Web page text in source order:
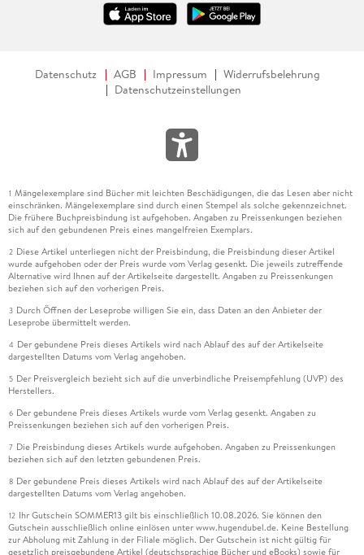
Datenschutz AGB Impressum
Widerrufsbelehrung
Datenschutzeinstellungen
1 Mängelexemplare sind Bücher mit leichten Beschädigungen, die das Lesen aber nicht
einschränken. Mängelexemplare sind durch einen Stempel als solche gekennzeichnet.
Die frühere Buchpreisbindung ist aufgehoben. Angaben zu Preissenkungen beziehen
sich auf den gebundenen Preis eines mangelfreien Exemplars.
2 Diese Artikel unterliegen nicht der Preisbindung, die Preisbindung dieser Artikel
wurde aufgehoben oder der Preis wurde vom Verlag gesenkt. Die jeweils zutreffende
Alternative wird Ihnen auf der Artikelseite dargestellt. Angaben zu Preissenkungen
beziehen sich auf den vorherigen Preis.
3 Durch Öffnen der Leseprobe willigen Sie ein, dass Daten an den Anbieter der
Leseprobe übermittelt werden.
4 Der gebundene Preis dieses Artikels wird nach Ablauf des auf der Artikelseite
dargestellten Datums vom Verlag angehoben.
5 Der Preisvergleich bezieht sich auf die unverbindliche Preisempfehlung (UVP) des
Herstellers.
6 Der gebundene Preis dieses Artikels wurde vom Verlag gesenkt. Angaben zu
Preissenkungen beziehen sich auf den vorherigen Preis.
7 Die Preisbindung dieses Artikels wurde aufgehoben. Angaben zu Preissenkungen
beziehen sich auf den letzten gebundenen Preis.
8 Der gebundene Preis dieses Artikels wird nach Ablauf des auf der Artikelseite
dargestellten Datums vom Verlag angehoben.
12 Ihr Gutschein SOMMER13 gilt bis einschließlich 10.08.2026. Sie können den
Gutschein ausschließlich online einlösen unter www.hugendubel.de. Keine Bestellung
zur Abholung mit Zahlung in der Filiale möglich. Der Gutschein ist nicht gültig für
gesetzlich preisgebundene Artikel (deutschsprachige Bücher und eBooks) sowie für